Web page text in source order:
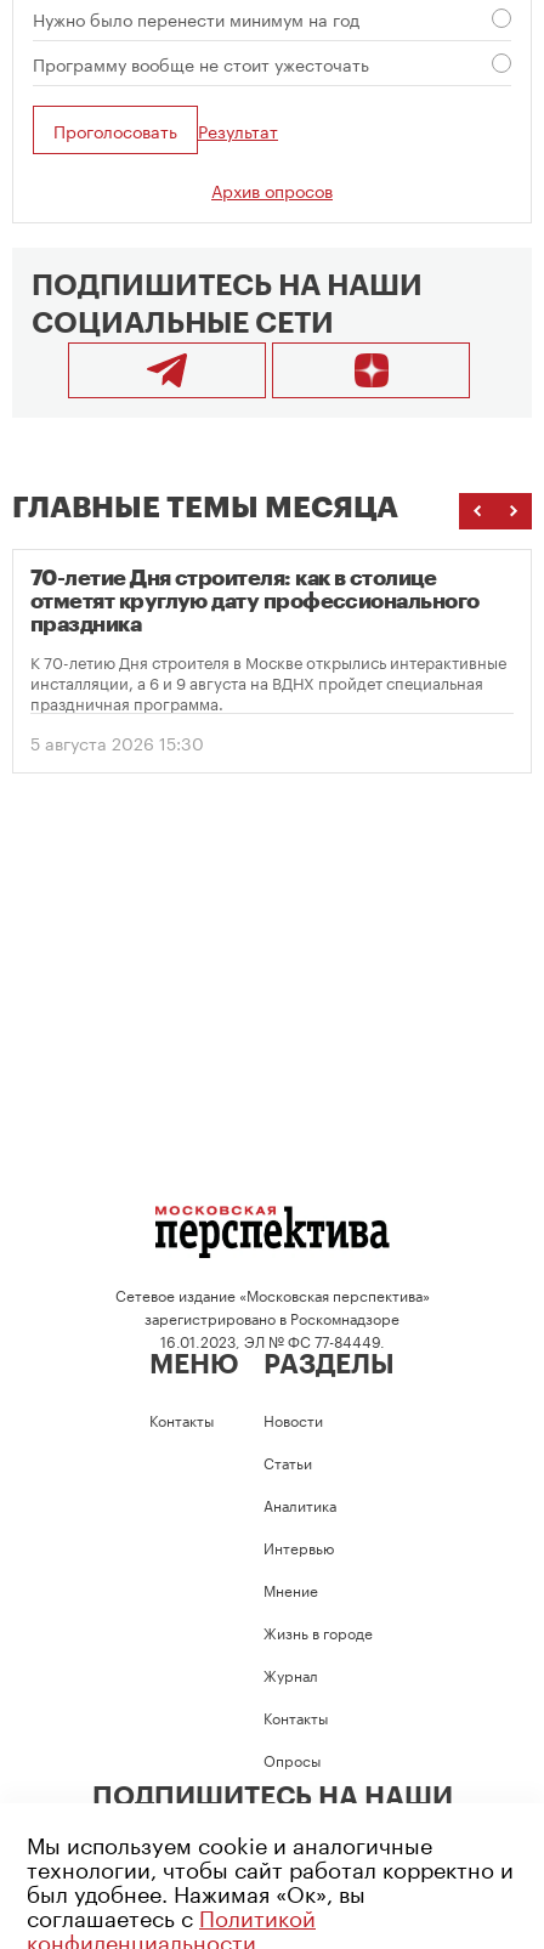
Нужно было перенести минимум на год
Программу вообще не стоит ужесточать
Проголосовать Результат
Архив опросов
ПОДПИШИТЕСЬ НА НАШИ
СОЦИАЛЬНЫЕ СЕТИ
ГЛАВНЫЕ ТЕМЫ МЕСЯЦА
70-летие Дня строителя: как в столице
отметят круглую дату профессионального
праздника
К 70-летию Дня строителя в Москве открылись интерактивные
инсталляции, а 6 и 9 августа на ВДНХ пройдет специальная
праздничная программа.
5 августа 2026 15:30
Сетевое издание «Московская перспектива»
зарегистрировано в Роскомнадзоре
16.01.2023, ЭЛ № ФС 77-84449.
МЕНЮ
Контакты
РАЗДЕЛЫ
Новости
Статьи
Аналитика
Интервью
Мнение
Жизнь в городе
Журнал
Контакты
Опросы
ПОДПИШИТЕСЬ НА НАШИ
Мы используем cookie и аналогичные
технологии, чтобы сайт работал корректно и
был удобнее. Нажимая «Ок», вы
соглашаетесь с Политикой
конфиденциальности.